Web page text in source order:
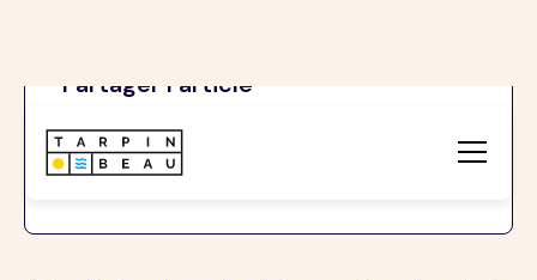
Partager l’article